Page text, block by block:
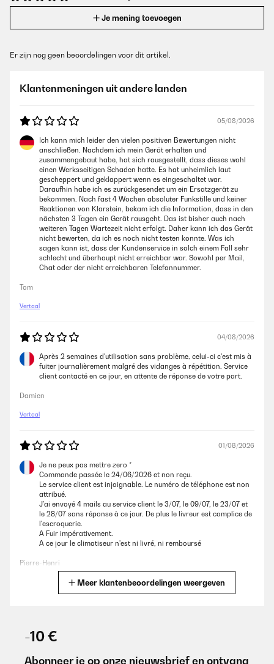
Je mening toevoegen
Er zijn nog geen beoordelingen voor dit artikel.
Klantenmeningen uit andere landen
05/08/2026
Ich kann mich leider den vielen positiven Bewertungen nicht
anschließen. Nachdem ich mein Gerät erhalten und
zusammengebaut habe, hat sich rausgestellt, dass dieses wohl
einen Werksseitigen Schaden hatte. Es hat unheimlich laut
gescheppert und geklappert wenn es eingeschaltet war.
Daraufhin habe ich es zurückgesendet um ein Ersatzgerät zu
bekommen. Nach fast 4 Wochen absoluter Funkstille und keiner
Reaktionen von Klarstein, bekam ich die Information, dass in den
nächsten 3 Tagen ein Gerät rausgeht. Das ist bisher auch nach
weiteren Tagen Wartezeit nicht erfolgt. Daher kann ich das Gerät
nicht bewerten, da ich es noch nicht testen konnte. Was ich
sagen kann ist, dass der Kundenservice in solch einem Fall sehr
schlecht und überhaupt nicht erreichbar war. Sowohl per Mail,
Chat oder der nicht erreichbaren Telefonnummer.
Tom
Vertaal
04/08/2026
Après 2 semaines d'utilisation sans problème, celui-ci c'est mis à
fuiter journalièrement malgré des vidanges à répétition. Service
client contacté en ce jour, en attente de réponse de votre part.
Damien
Vertaal
01/08/2026
Je ne peux pas mettre zero *
Commande passée le 24/06/2026 et non reçu.
Le service client est injoignable. Le numéro de téléphone est non
attribué.
J'ai envoyé 4 mails au service client le 3/07, le 09/07, le 23/07 et
le 28/07 sans réponse à ce jour. De plus le livreur est complice de
l'escroquerie.
A Fuir impérativement.
A ce jour le climatiseur n'est ni livré, ni remboursé
Pierre-Henri
Acheté il y a quelques années déjà, j'en suis satisfait. Un peu
bruyant si on est à proximité ou qu'on veut écouter la TV, mais
allumer le climatiseur si on n'est pas à la maison et qu'on va
Meer klantenbeoordelingen weergeven
-10 €
Abonneer je op onze nieuwsbrief en ontvang